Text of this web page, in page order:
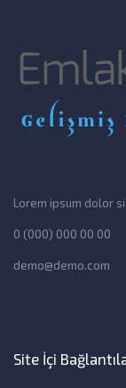
Lorem ipsum dolor
0 (000) 000 00 00
demo@demo.com
Site İçi